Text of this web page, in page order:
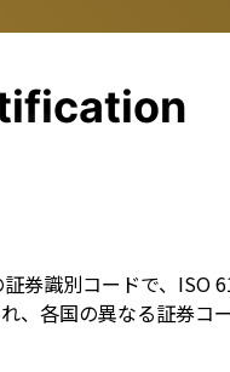
券識別コードで、ISO
、各国の異なる証券コ